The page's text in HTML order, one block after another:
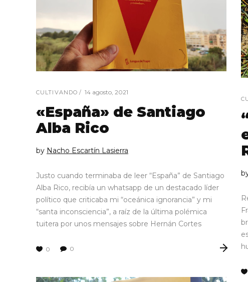
CULTIVANDO 14 agosto, 2021
«España» de Santiago
Alba Rico
by Nacho Escartín Lasierra
Justo cuando terminaba de leer “España” de Santiago
Alba Rico, recibía un whatsapp de un destacado líder
político que criticaba mi “oceánica ignorancia” y mi
“santa inconsciencia”, a raíz de la última polémica
tuitera por unos mensajes sobre Hernán Cortes
0 0